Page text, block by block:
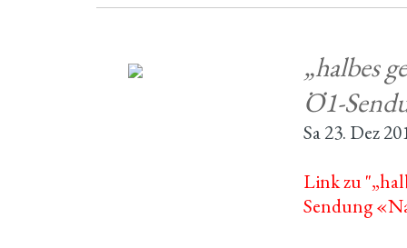
„halbes
Ö1-
Sa 23. Dez
Link zu
Sendung